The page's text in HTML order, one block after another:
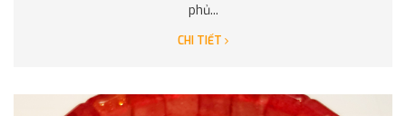
phủ...
CHI TIẾT